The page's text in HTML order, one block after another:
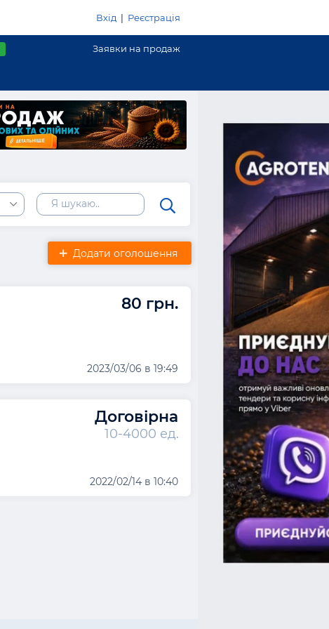
Вхід | Реєстрація
Заявки на продаж
Додати оголошення
80 грн.
2023/03/06 в 19:49
Договірна
10-4000 ед.
2022/02/14 в 10:40